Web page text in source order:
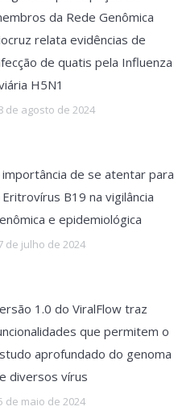
da Rede Genômica
relata evidências de
de quatis pela Influenza
H5N1
de agosto de 2024
importância de se atentar para
B19 na vigilância
e epidemiológica
de julho de 2024
1.0 do ViralFlow traz
que permitem o
aprofundado do genoma
diversos vírus
de maio de 2024